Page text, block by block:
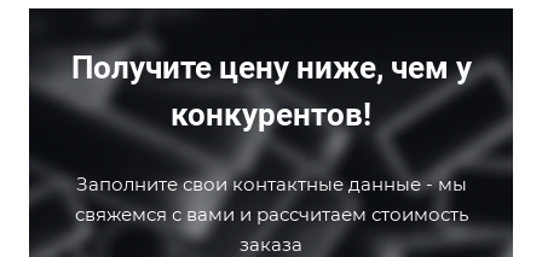
Получите цену ниже, чем у
конкурентов!
Заполните свои контактные данные - мы
свяжемся с вами и рассчитаем стоимость
заказа